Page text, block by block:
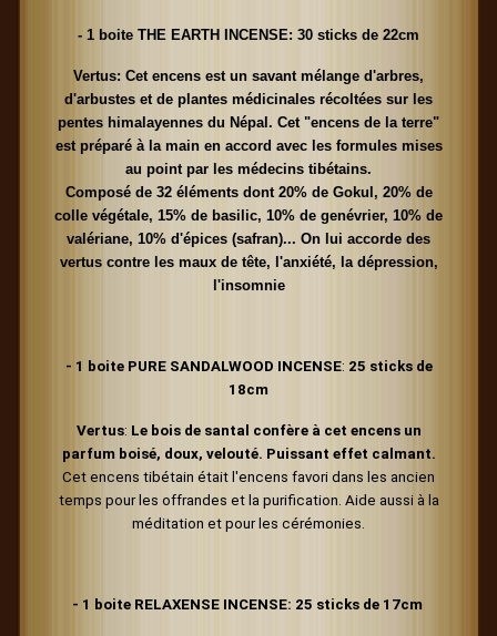
- 1 boite THE EARTH INCENSE: 30 sticks de 22cm
Vertus: Cet encens est un savant mélange d'arbres,
d'arbustes et de plantes médicinales récoltées sur les
pentes himalayennes du Népal. Cet "encens de la terre"
est préparé à la main en accord avec les formules mises
au point par les médecins tibétains.
Composé de 32 éléments dont 20% de Gokul, 20% de
colle végétale, 15% de basilic, 10% de genévrier, 10% de
valériane, 10% d'épices (safran)... On lui accorde des
vertus contre les maux de tête, l'anxiété, la dépression,
l'insomnie
- 1 boite PURE SANDALWOOD INCENSE: 25 sticks de
18cm
Vertus: Le bois de santal confère à cet encens un
parfum boisé, doux, velouté. Puissant effet calmant.
Cet encens tibétain était l'encens favori dans les ancien
temps pour les offrandes et la purification. Aide aussi à la
méditation et pour les cérémonies.
- 1 boite RELAXENSE INCENSE: 25 sticks de 17cm